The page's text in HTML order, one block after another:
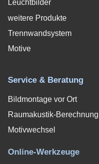
Leuchtbilder
weitere Produkte
Trennwandsystem
Motive
Service & Beratung
Bildmontage vor Ort
Raumakustik-Berechnung
Motivwechsel
Online-Werkzeuge